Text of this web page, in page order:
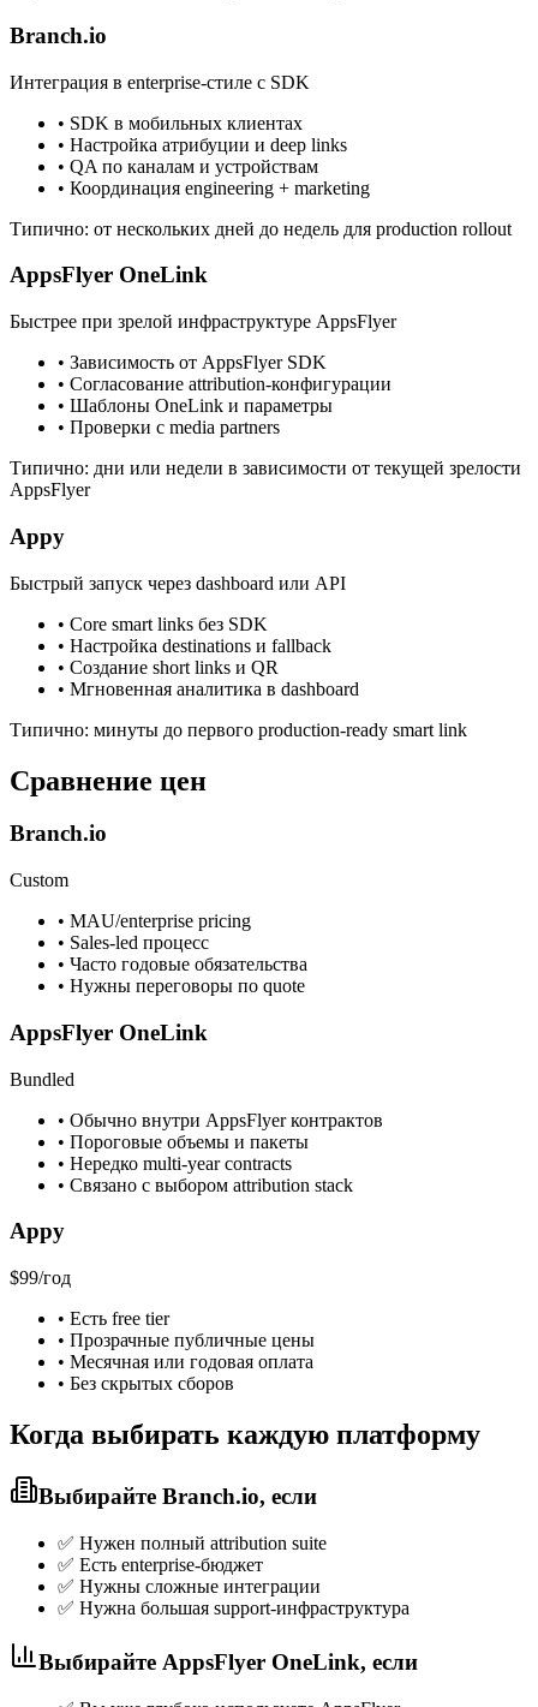
Branch.io
Интеграция в enterprise-стиле с SDK
• SDK в мобильных клиентах
• Настройка атрибуции и deep links
• QA по каналам и устройствам
• Координация engineering + marketing
Типично: от нескольких дней до недель для production rollout
AppsFlyer OneLink
Быстрее при зрелой инфраструктуре AppsFlyer
• Зависимость от AppsFlyer SDK
• Согласование attribution-конфигурации
• Шаблоны OneLink и параметры
• Проверки с media partners
Типично: дни или недели в зависимости от текущей зрелости
AppsFlyer
Appy
Быстрый запуск через dashboard или API
• Core smart links без SDK
• Настройка destinations и fallback
• Создание short links и QR
• Мгновенная аналитика в dashboard
Типично: минуты до первого production-ready smart link
Сравнение цен
Branch.io
Custom
• MAU/enterprise pricing
• Sales-led процесс
• Часто годовые обязательства
• Нужны переговоры по quote
AppsFlyer OneLink
Bundled
• Обычно внутри AppsFlyer контрактов
• Пороговые объемы и пакеты
• Нередко multi-year contracts
• Связано с выбором attribution stack
Appy
$99/год
• Есть free tier
• Прозрачные публичные цены
• Месячная или годовая оплата
• Без скрытых сборов
Когда выбирать каждую платформу
Выбирайте Branch.io, если
✅ Нужен полный attribution suite
✅ Есть enterprise-бюджет
✅ Нужны сложные интеграции
✅ Нужна большая support-инфраструктура
Выбирайте AppsFlyer OneLink, если